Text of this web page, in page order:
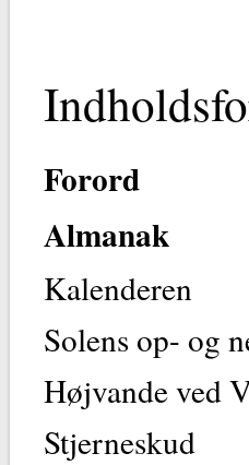
Forord
Almanak
Kalenderen
Solens op- og
Højvande ved
Stjerneskud